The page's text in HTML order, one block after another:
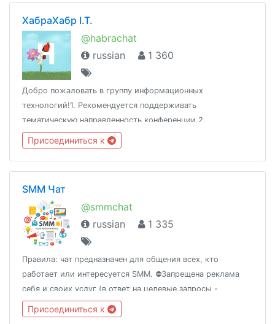
ХабраХабр I.T.
@habrachat
russian
1 360
Добро пожаловать в группу информационных
технологий!1. Рекомендуется поддерживать
тематическую направленность конференции.2.
Воздержаться от оскорблений и разжигания скандалов.3.
Сторонние публикации не приветствуются.Адрес:
www.habr.com
Присоединиться к
SMM Чат
@smmchat
russian
1 335
Правила: чат предназначен для общения всех, кто
работает или интересуется SMM. ⛔Запрещена реклама
себя и своих услуг (в ответ на целевые запросы -
допустима).Можно размещать вакансии с хэштегом
#вакансия и искать работуДружественный чат -
Присоединиться к